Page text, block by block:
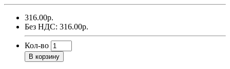
316.00р.
Без НДС: 316.00р.
Кол-во
В корзину